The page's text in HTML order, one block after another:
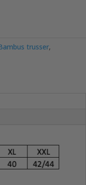
trusser,